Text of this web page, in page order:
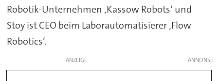
Robotik-Unternehmen ‚Kassow Robots‘ und
Stoy ist CEO beim Laborautomatisierer ‚Flow
Robotics‘.
ANZEIGE